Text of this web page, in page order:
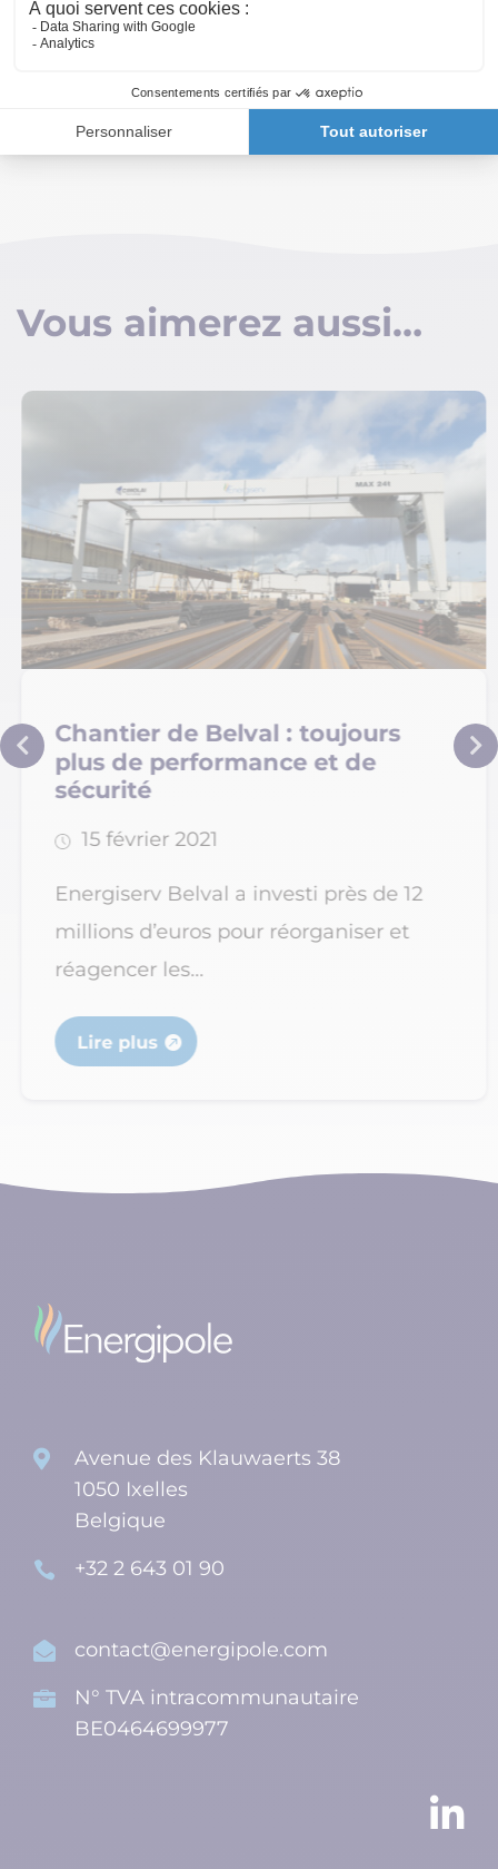
Allez jeter un œil : ça sent bon
les solutions concrètes
Vous aimerez aussi…
Chantier de Belval : toujours
plus de performance et de
sécurité
15 février 2021
Energiserv Belval a investi près de 12
millions d’euros pour réorganiser et
réagencer les...
Lire plus

Avenue des Klauwaerts 38
1050 Ixelles
Belgique
 +32 2 643 01 90
 contact@energipole.com

N° TVA intracommunautaire
BE0464699977
